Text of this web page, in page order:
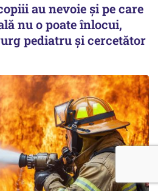
au nevoie și pe care
nu o poate înlocui,
pediatru și cercetător